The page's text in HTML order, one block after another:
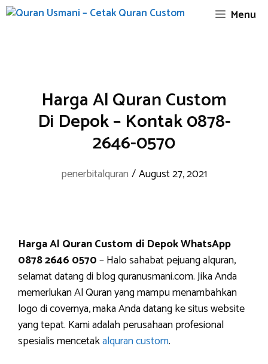
Skip
Menu
Harga Al Quran Custom
Di Depok – Kontak 0878-
2646-0570
penerbitalquran /August 27, 2021
Harga Al Quran Custom di Depok WhatsApp
0878 2646 0570– Halo sahabat pejuang alquran,
selamat datang di blog quranusmani.com. Jika Anda
memerlukan Al Quran yang mampu menambahkan
logo di covernya, maka Anda datang ke situs website
yang tepat. Kami adalah perusahaan profesional
spesialis mencetakalquran custom.